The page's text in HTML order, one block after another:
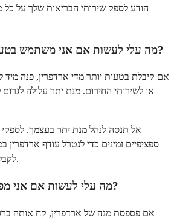
הודע לספק שירותי הבריאות שלך על
מה עלי לעשות אם אני משתמש בטעות ביותר מדי ארדפרין?
אם קיבלת בטעות יותר מדי ארדפרין, פנה
או לשירותי החירום. מנת יתר עלולה
אל תנסה לנהל מנת יתר בעצמך. לספקי
ספציפיים זמינים כדי לנטרל עודף
לקבלת התוצאות הטובות ביותר.
מה עלי לעשות אם אני מפספס מנה של ארדפרין?
אם פספסת מנה של ארדפרין, קח אותה